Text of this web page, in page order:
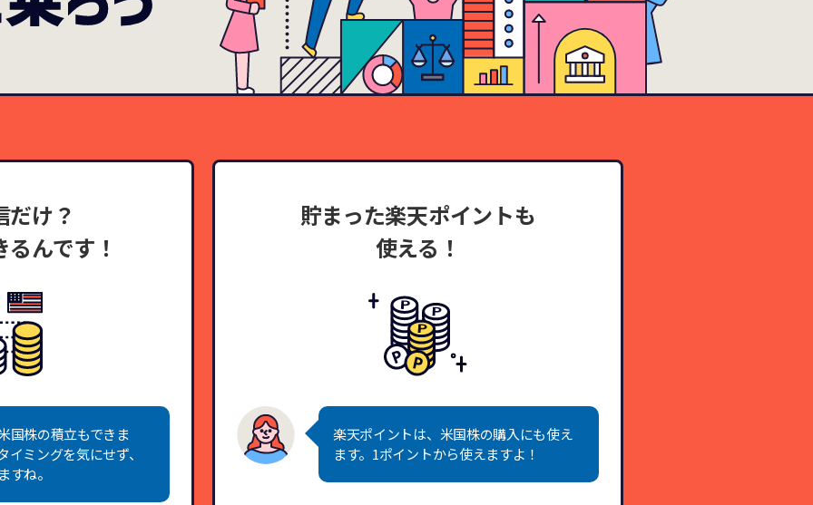
だけ？
んです！
国株の積立もできま
イミングを気にせず、
すね。
貯まった楽天ポイントも
使える！
楽天ポイントは、米国株の購入にも使え
ます。1ポイントから使えますよ！